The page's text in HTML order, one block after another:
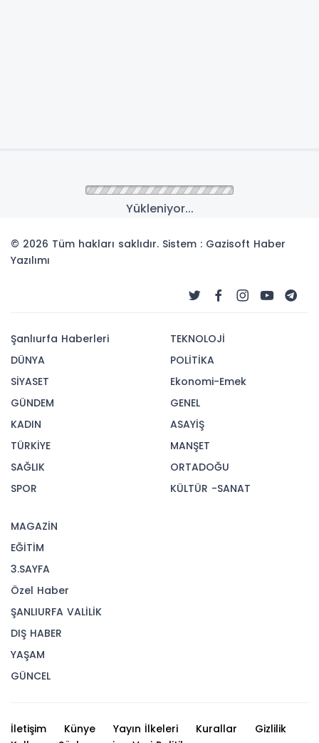
Yükleniyor...
© 2026 Tüm hakları saklıdır. Sistem : Gazisoft Haber
Yazılımı
Şanlıurfa Haberleri
DÜNYA
SİYASET
GÜNDEM
KADIN
TÜRKİYE
SAĞLIK
SPOR
TEKNOLOJİ
POLİTİKA
Ekonomi-Emek
GENEL
ASAYİŞ
MANŞET
ORTADOĞU
KÜLTÜR -SANAT
MAGAZİN
EĞİTİM
3.SAYFA
Özel Haber
ŞANLIURFA VALİLİK
DIŞ HABER
YAŞAM
GÜNCEL
İletişim Künye Yayın İlkeleri Kurallar
Gizlilik